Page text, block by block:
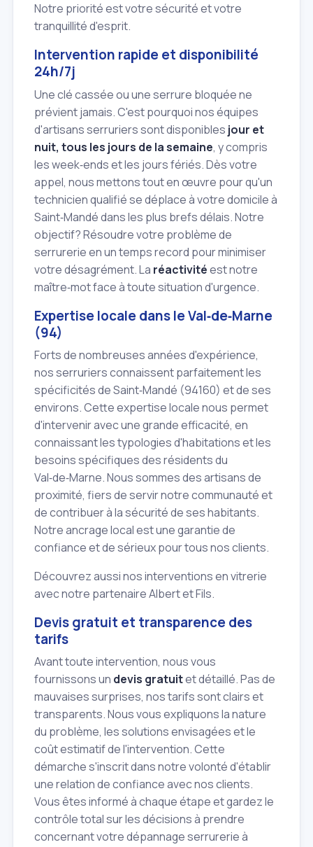
Notre priorité est votre sécurité et votre
tranquillité d'esprit.
Intervention rapide et disponibilité
24h/7j
Une clé cassée ou une serrure bloquée ne
prévient jamais. C'est pourquoi nos équipes
d'artisans serruriers sont disponibles jour et
nuit, tous les jours de la semaine, y compris
les week‑ends et les jours fériés. Dès votre
appel, nous mettons tout en œuvre pour qu'un
technicien qualifié se déplace à votre domicile à
Saint‑Mandé dans les plus brefs délais. Notre
objectif? Résoudre votre problème de
serrurerie en un temps record pour minimiser
votre désagrément. La réactivitéest notre
maître‑mot face à toute situation d'urgence.
Expertise locale dans le Val‑de‑Marne
(94)
Forts de nombreuses années d'expérience,
nos serruriers connaissent parfaitement les
spécificités de Saint‑Mandé (94160) et de ses
environs. Cette expertise locale nous permet
d'intervenir avec une grande efficacité, en
connaissant les typologies d'habitations et les
besoins spécifiques des résidents du
Val‑de‑Marne. Nous sommes des artisans de
proximité, fiers de servir notre communauté et
de contribuer à la sécurité de ses habitants.
Notre ancrage local est une garantie de
confiance et de sérieux pour tous nos clients.
Découvrez aussi nos interventions en vitrerie
avec notre partenaire Albert et Fils.
Devis gratuit et transparence des
tarifs
Avant toute intervention, nous vous
fournissons un devis gratuitet détaillé. Pas de
mauvaises surprises, nos tarifs sont clairs et
transparents. Nous vous expliquons la nature
du problème, les solutions envisagées et le
coût estimatif de l'intervention. Cette
démarche s'inscrit dans notre volonté d'établir
une relation de confiance avec nos clients.
Vous êtes informé à chaque étape et gardez le
contrôle total sur les décisions à prendre
concernant votre dépannage serrurerie à